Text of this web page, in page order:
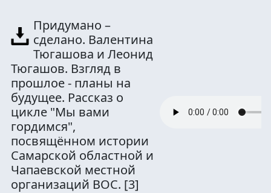
Придумано –
сделано. Валентина
Тюгашова и Леонид
Тюгашов. Взгляд в
прошлое - планы на
будущее. Рассказ о
цикле "Мы вами
гордимся",
посвящённом истории
Самарской областной и
Чапаевской местной
организаций ВОС. [3]